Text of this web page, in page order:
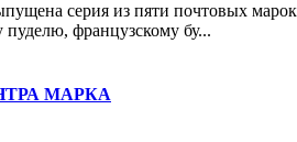
серия из пяти почтовых
пуделю, французскому бу...
МАРКА